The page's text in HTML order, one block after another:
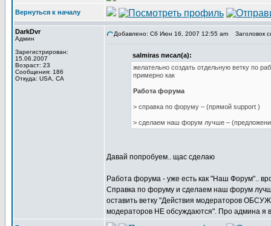
Вернуться к началу
DarkDvr
Админ
Зарегистрирован:
15.06.2007
Возраст: 23
Сообщения: 186
Откуда: USA, CA
Добавлено: Сб Июн 16, 2007 12:55 am Заголовок
salmiras писал(а):
желательно создать отдельную ветку по
примерно как
Работа форума
> справка по форуму – (прямой support )
> сделаем наш форум лучше –
Давай попробуем.. щас сделаю
Работа форума - уже есть как "Наш Форум"..
Справка по форуму и сделаем наш форум
оставить ветку "Действия модераторов
модераторов НЕ обсуждаются". Про админа я